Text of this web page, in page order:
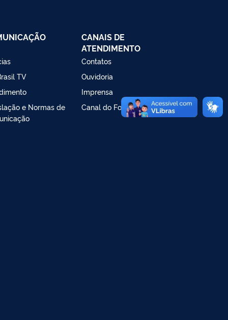
TV
e Normas de
CANAIS DE
ATENDIMENTO
Contatos
Ouvidoria
Imprensa
Canal do Fornecedor